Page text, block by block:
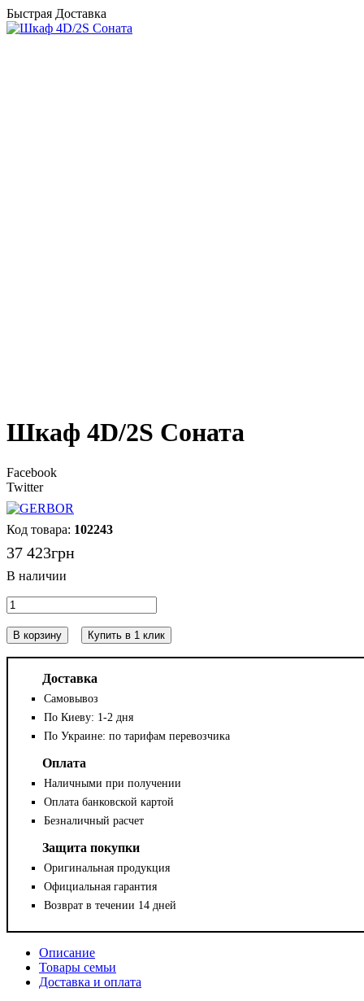
Быстрая Доставка
Шкаф 4D/2S Соната
Facebook
Twitter
102243
37 423грн
В корзину Купить в 1 клик
Доставка
Самовывоз
По Киеву: 1-2 дня
По Украине: по тарифам перевозчика
Оплата
Наличными при получении
Оплата банковской картой
Безналичный расчет
Защита покупки
Оригинальная продукция
Официальная гарантия
Возврат в течении 14 дней
Описание
Товары семьи
Доставка и оплата